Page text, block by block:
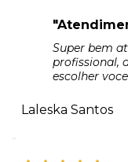
Super bem
profissional,
escolher
Laleska Santos